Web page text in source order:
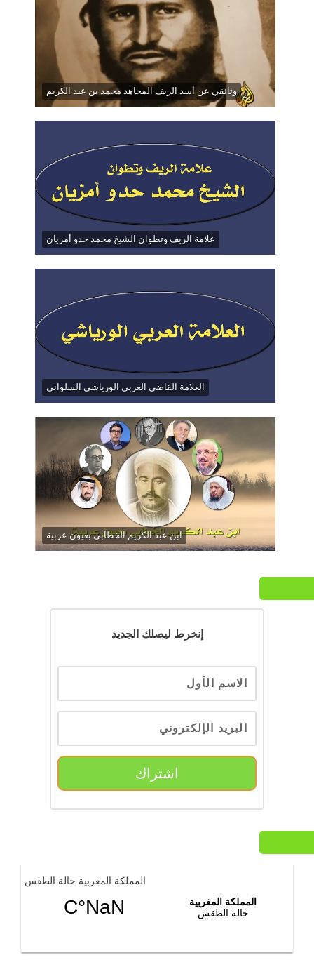
وثائقي عن أسد الريف المجاهد محمد بن عبد الكريم
علامة الريف وتطوان الشيخ محمد حدو أمزيان
العلامة القاضي العربي الورياشي السلواني
ابن عبد الكريم الخطابي بعيون عربية
إنخرط ليصلك الجديد
اشتراك
المملكة المغربية حالة الطقس